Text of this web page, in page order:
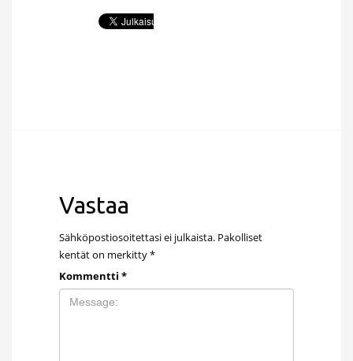
Vastaa
Sähköpostiosoitettasi ei julkaista. Pakolliset
kentät on merkitty*
Kommentti *